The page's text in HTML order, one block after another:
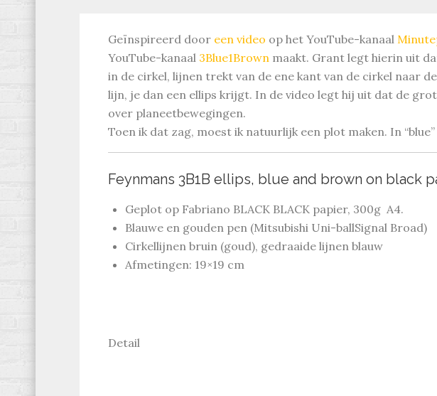
Geïnspireerd door een video op het YouTube-kanaal
YouTube-kanaal 3Blue1Brown maakt. Grant legt hierin uit
in de cirkel, lijnen trekt van de ene kant van de cirkel naar
lijn, je dan een ellips krijgt. In de video legt hij uit dat de
over planeetbewegingen.
Toen ik dat zag, moest ik natuurlijk een plot maken. In “blue”
Feynmans 3B1B ellips, blue and brown on black
Geplot op Fabriano BLACK BLACK papier, 300g A4.
Blauwe en gouden pen (Mitsubishi Uni-ballSignal Broad)
Cirkellijnen bruin (goud), gedraaide lijnen blauw
Afmetingen: 19×19 cm
Detail